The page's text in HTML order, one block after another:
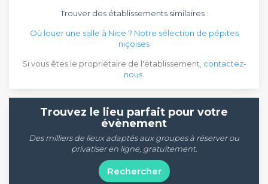
Trouver des établissements similaires :
Où louer une salle à Nice ? Notre sélection de pépites
niçoises
Si vous êtes le propriétaire de l'établissement, contactez-
nous
Trouvez le lieu parfait pour votre
évènement
Des milliers de lieux adaptés aux groupes à réserver ou
privatiser en ligne, gratuitement.
Rechercher